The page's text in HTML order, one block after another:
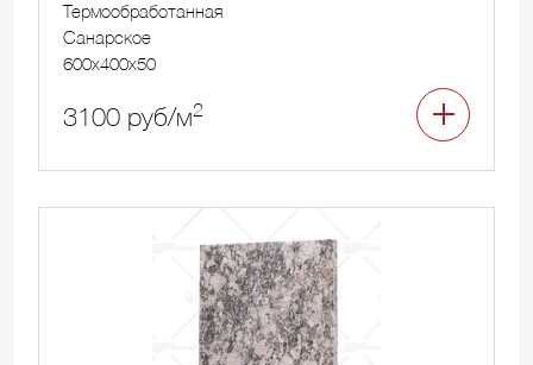
Термообработанная
Санарское
600x400x50
3100 руб/м2